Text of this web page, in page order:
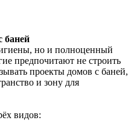
баней
но и полноценный
предпочитают не строить
проекты домов с баней,
и зону для
видов: